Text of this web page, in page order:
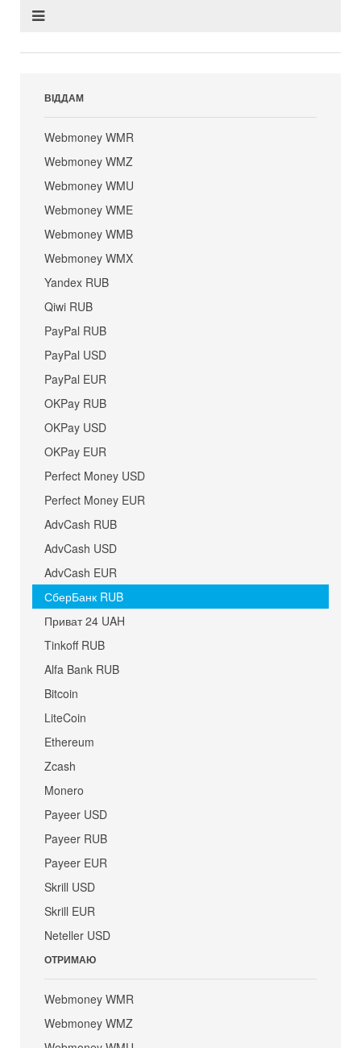
ВІДДАМ
Webmoney WMR
Webmoney WMZ
Webmoney WMU
Webmoney WME
Webmoney WMB
Webmoney WMX
Yandex RUB
Qiwi RUB
PayPal RUB
PayPal USD
PayPal EUR
OKPay RUB
OKPay USD
OKPay EUR
Perfect Money USD
Perfect Money EUR
AdvCash RUB
AdvCash USD
AdvCash EUR
СберБанк RUB
Приват 24 UAH
Tinkoff RUB
Alfa Bank RUB
Bitcoin
LiteCoin
Ethereum
Zcash
Monero
Payeer USD
Payeer RUB
Payeer EUR
Skrill USD
Skrill EUR
Neteller USD
ОТРИМАЮ
Webmoney WMR
Webmoney WMZ